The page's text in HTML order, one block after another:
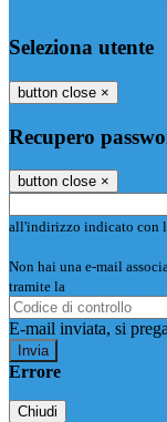
Seleziona utente
button close ×
Recupero
button close ×
all'indirizzo indicato con
Non hai una e-mail
tramite la
E-mail inviata, si
Errore
Chiudi